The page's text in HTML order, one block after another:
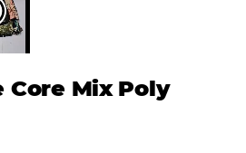
Core Mix Poly